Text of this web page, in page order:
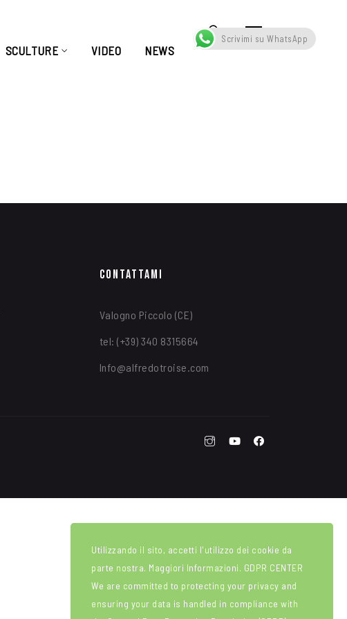
SCULTURE VIDEO NEWS
Contattami
Valogno Piccolo (CE)
tel: (+39) 340 8315664
Info@alfredotroise.com
Utilizzando il sito, accetti l'utilizzo dei cookie da
parte nostra. Maggiori Informazioni. GDPR CENTER
We are committed to protecting your privacy and
ensuring your data is handled in compliance with
Scrivimi su WhatsApp